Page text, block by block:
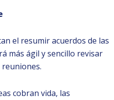
el resumir acuerdos de las
más ágil y sencillo revisar
cobran vida, las